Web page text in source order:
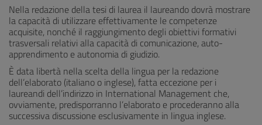
Nella redazione della tesi di laurea il laureando dovrà mostrare
la capacità di utilizzare effettivamente le competenze
acquisite, nonché il raggiungimento degli obiettivi formativi
trasversali relativi alla capacità di comunicazione, auto-
apprendimento e autonomia di giudizio.
È data libertà nella scelta della lingua per la redazione
dell’elaborato (italiano o inglese), fatta eccezione per i
laureandi dell’indirizzo in International Management che,
ovviamente, predisporranno l’elaborato e procederanno alla
successiva discussione esclusivamente in lingua inglese.